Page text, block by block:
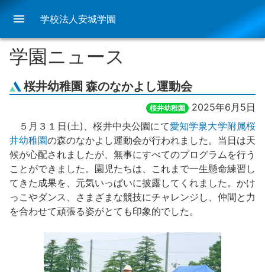
menu 学校法人安城学園
学園ニュース
桜井幼稚園 森のなかよし運動会
桜井幼稚園
2025年6月5日
５月３１日(土)、桜井中央公園にて愛知学泉大学附属桜
井幼稚園の森のなかよし運動会が行われました。当日は天
候が心配されましたが、無事にすべてのプログラムを行う
ことができました。園児たちは、これまで一生懸命練習し
てきた成果を、元気いっぱいに披露してくれました。かけ
っこやダンス、さまざまな競技にチャレンジし、仲間と力
を合わせて頑張る姿がとても印象的でした。